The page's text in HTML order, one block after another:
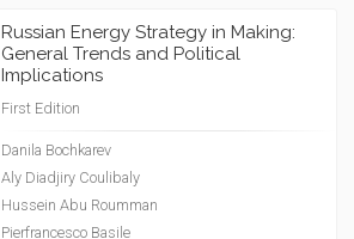
Russian Energy Strategy in Making:
General Trends and Political
Implications
First Edition
Danila Bochkarev
Aly Diadjiry Coulibaly
Hussein Abu Roumman
Pierfrancesco Basile